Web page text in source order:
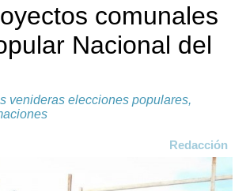
comunales
Nacional del
venideras elecciones populares,
Redacción